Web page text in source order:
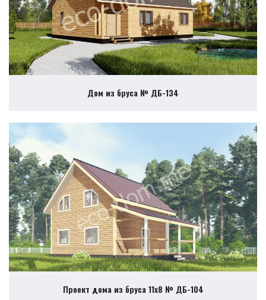
Дом из бруса № ДБ-134
Проект дома из бруса 11х8 № ДБ-104